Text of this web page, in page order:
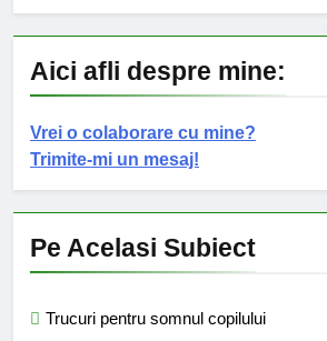
Aici afli despre mine:
Vrei o colaborare cu mine?
Trimite-mi un mesaj!
Pe Acelasi Subiect
Trucuri pentru somnul copilului